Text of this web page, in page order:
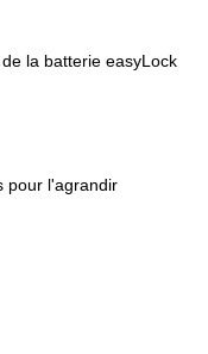
la batterie easyLock
pour l'agrandir